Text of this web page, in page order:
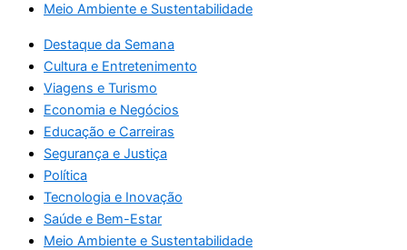
Meio Ambiente e Sustentabilidade
Destaque da Semana
Cultura e Entretenimento
Viagens e Turismo
Economia e Negócios
Educação e Carreiras
Segurança e Justiça
Política
Tecnologia e Inovação
Saúde e Bem-Estar
Meio Ambiente e Sustentabilidade